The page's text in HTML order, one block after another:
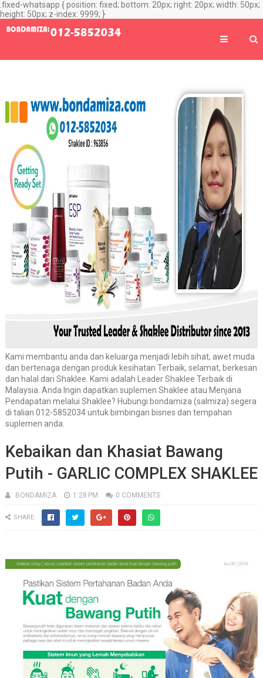
.fixed-whatsapp { position: fixed; bottom: 20px; right: 20px; width: 50px;
height: 50px; z-index: 9999; }
Kami membantu anda dan keluarga menjadi lebih sihat, awet muda
dan bertenaga dengan produk kesihatan Terbaik, selamat, berkesan
dan halal dari Shaklee. Kami adalah Leader Shaklee Terbaik di
Malaysia. Anda Ingin dapatkan suplemen Shaklee atau Menjana
Pendapatan melalui Shaklee? Hubungi bondamiza (salmiza) segera
di talian 012-5852034 untuk bimbingan bisnes dan tempahan
suplemen anda.
Kebaikan dan Khasiat Bawang
Putih - GARLIC COMPLEX SHAKLEE
BONDAMIZA 1:28 PM 0 COMMENTS
SHARE: